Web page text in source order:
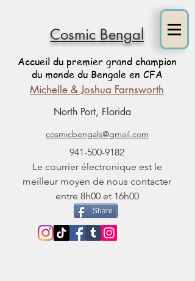
Cosmic Bengal
Accueil du premier grand champion
du monde du Bengale en CFA
Michelle & Joshua Farnsworth
North Port, Florida
cosmicbengals@gmail.com
941-500-9182
Le courrier électronique est le
meilleur moyen de nous contacter
entre 8h00 et 16h00
Share